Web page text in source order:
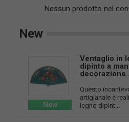
Nessun prodotto nel
New
New
Ventaglio in
dipinto a
Questo
artigianale è
legno dipint...